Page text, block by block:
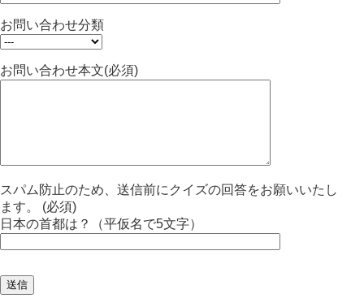
お問い合わせ分類
お問い合わせ本文(必須)
スパム防止のため、送信前にクイズの回答をお願いいたし
ます。 (必須)
日本の首都は？（平仮名で5文字）